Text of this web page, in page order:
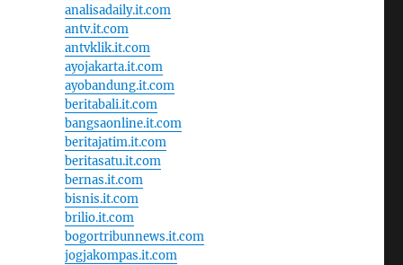
analisadaily.it.com
antv.it.com
antvklik.it.com
ayojakarta.it.com
ayobandung.it.com
beritabali.it.com
bangsaonline.it.com
beritajatim.it.com
beritasatu.it.com
bernas.it.com
bisnis.it.com
brilio.it.com
bogortribunnews.it.com
jogjakompas.it.com